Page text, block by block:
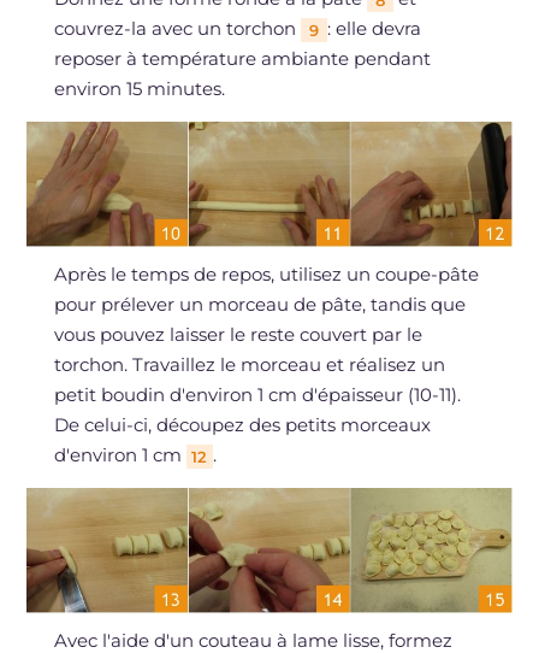
couvrez-la avec un torchon
9 : elle devra
reposer à température ambiante pendant
environ 15 minutes.
Après le temps de repos, utilisez un coupe-pâte
pour prélever un morceau de pâte, tandis que
vous pouvez laisser le reste couvert par le
torchon. Travaillez le morceau et réalisez un
petit boudin d'environ 1 cm d'épaisseur (10-11).
De celui-ci, découpez des petits morceaux
d'environ 1 cm 12 .
Avec l'aide d'un couteau à lame lisse, formez